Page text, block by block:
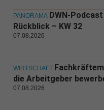
PANORAMA DWN-
Rückblick – KW 32
07.08.2026
WIRTSCHAFT
die Arbeitgeber
07.08.2026